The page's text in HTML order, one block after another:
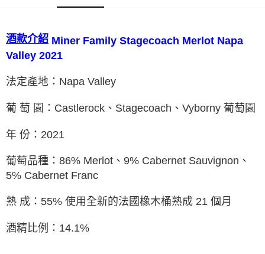
酒款介紹 Miner Family Stagecoach Merlot Napa
Valley 2021
法定產地：Napa Valley
葡 萄 園：Castlerock、Stagecoach 、 Vyborny 葡萄園
年 份：2021
葡萄品種：86% Merlot 、 9% Cabernet Sauvignon 、
5% Cabernet Franc
熟 成：55% 使用全新的法國橡木桶熟成 21 個月
酒精比例：14.1%